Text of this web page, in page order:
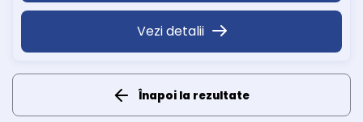
• Copiii peste 14 ani = 180 lei/zi (în pat suplimentar, fara
mese + acces piscina)Vezi detalii
Înapoi la rezultate